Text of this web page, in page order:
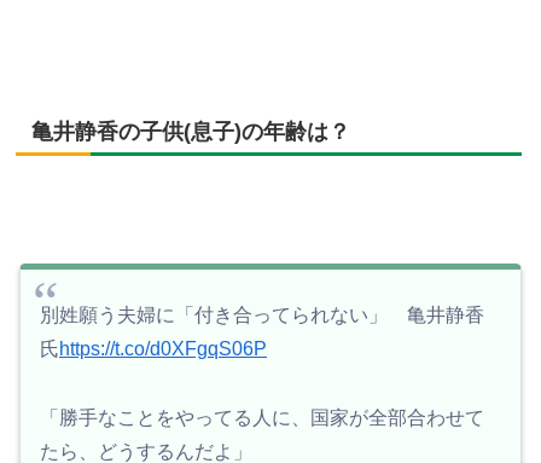
亀井静香の子供(息子)の年齢は？
別姓願う夫婦に「付き合ってられない」 亀井静香
氏https://t.co/d0XFgqS06P
「勝手なことをやってる人に、国家が全部合わせて
たら、どうするんだよ」